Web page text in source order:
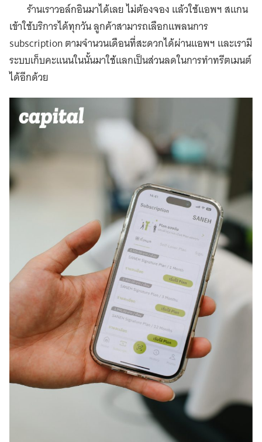
ร้านเราวอล์กอินมาได้เลย ไม่ต้องจอง แล้วใช้แอพฯ สแกน
เข้าใช้บริการได้ทุกวัน ลูกค้าสามารถเลือกแพลนการ
subscription ตามจำนวนเดือนที่สะดวกได้ผ่านแอพฯ และเรามี
ระบบเก็บคะแนนในนั้นมาใช้แลกเป็นส่วนลดในการทำทรีตเมนต์
ได้อีกด้วย